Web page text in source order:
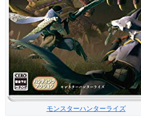
モンスターハンターライズ